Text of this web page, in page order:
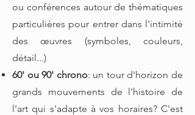
ou conférences autour de thématiques
particulières pour entrer dans l'intimité
des œuvres (symboles, couleurs,
détail...)
60' ou 90' chrono: un tour d'horizon de
grands mouvements de l'histoire de
l'art qui s'adapte à vos horaires? C'est